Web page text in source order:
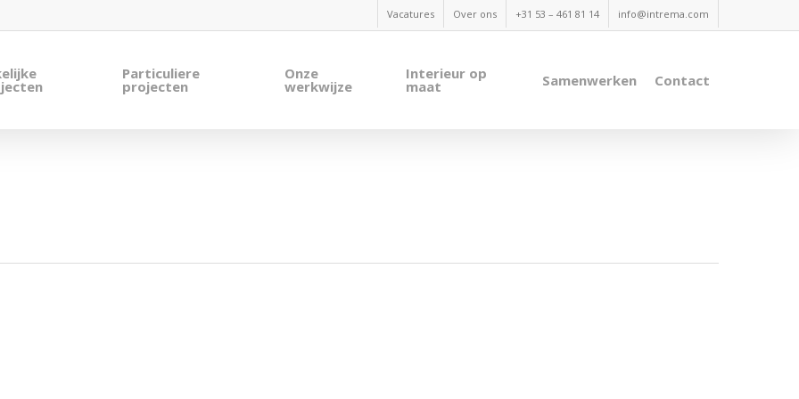
Vacatures Over ons +31 53 – 461 81 14 info@intrema.com
Particuliere
projecten
Onze
werkwijze
Interieur op
maat Samenwerken Contact